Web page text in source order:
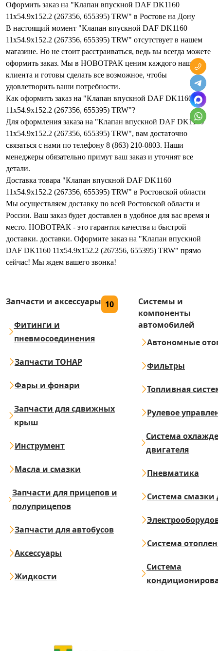
Оформить заказ на "Клапан впускной DAF DK1160
11x54.9x152.2 (267356, 655395) TRW" в Ростове на Дону
В настоящий момент "Клапан впускной DAF DK1160
11x54.9x152.2 (267356, 655395) TRW" отсутствует в нашем
магазине. Но не стоит расстраиваться, ведь вы всегда можете
оформить заказ. Мы в НОВОТРАК ценим каждого нашего
клиента и готовы сделать все возможное, чтобы
удовлетворить ваши потребности.
Как оформить заказ на "Клапан впускной DAF DK1160
11x54.9x152.2 (267356, 655395) TRW"?
Для оформления заказа на "Клапан впускной DAF DK1160
11x54.9x152.2 (267356, 655395) TRW", вам достаточно
связаться с нами по телефону 8 (863) 210-0803. Наши
менеджеры обязательно примут ваш заказ и уточнят все
детали.
Доставка товара "Клапан впускной DAF DK1160
11x54.9x152.2 (267356, 655395) TRW" в Ростовской области
Мы осуществляем доставку по всей Ростовской области и
России. Ваш заказ будет доставлен в удобное для вас время и
место. НОВОТРАК - это гарантия качества и быстрой
доставки. доставки. Оформите заказ на "Клапан впускной
DAF DK1160 11x54.9x152.2 (267356, 655395) TRW" прямо
сейчас! Мы ждем вашего звонка!
Запчасти и аксессуары 10
Фитинги и
пневмосоединения
Запчасти ТОНАР
Фары и фонари
Запчасти для сдвижных
крыш
Инструмент
Масла и смазки
Запчасти для прицепов и
полуприцепов
Запчасти для автобусов
Аксессуары
Жидкости
Системы и
компоненты
автомобилей
Автономные
Фильтры
Топливная
Рулевое
Система
двигателя
Пневматика
Система смазки
Система
Система